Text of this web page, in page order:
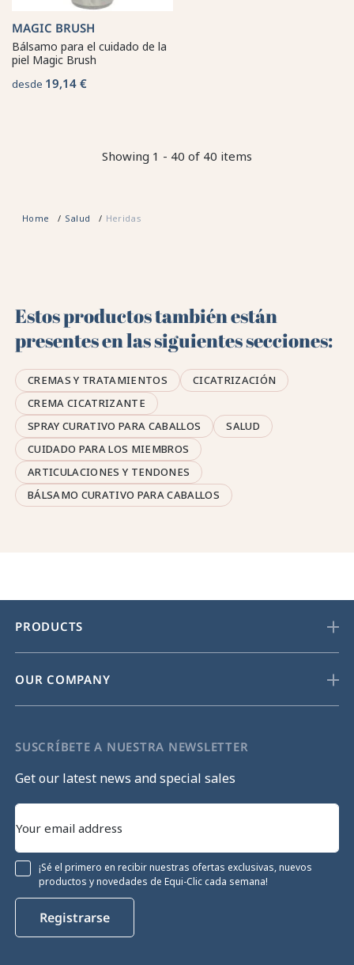
MAGIC BRUSH
Bálsamo para el cuidado de la
piel Magic Brush
desde 19,14 €
Showing 1 - 40 of 40 items
Home Salud Heridas
Estos productos también están
presentes en las siguientes secciones:
CREMAS Y TRATAMIENTOS
CICATRIZACIÓN
CREMA CICATRIZANTE
SPRAY CURATIVO PARA CABALLOS
SALUD
CUIDADO PARA LOS MIEMBROS
ARTICULACIONES Y TENDONES
BÁLSAMO CURATIVO PARA CABALLOS
PRODUCTS
OUR COMPANY
SUSCRÍBETE A NUESTRA NEWSLETTER
Get our latest news and special sales
¡Sé el primero en recibir nuestras ofertas exclusivas, nuevos
productos y novedades de Equi-Clic cada semana!
Registrarse